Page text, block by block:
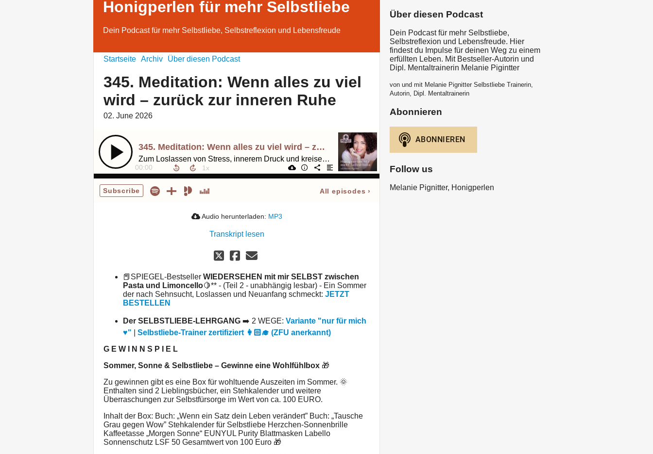
Honigperlen für mehr Selbstliebe
Dein Podcast für mehr Selbstliebe, Selbstreflexion und Lebensfreude
Startseite Archiv Über diesen Podcast
345. Meditation: Wenn alles zu viel
wird – zurück zur inneren Ruhe
02. June 2026
345. Meditation: Wenn alles zu viel wird – zurück zur inneren Ruhe
Zum Loslassen von Stress, innerem Druck und kreisenden Gedanken
00:00
Subscribe All episodes ›
Audio herunterladen: MP3
Transkript lesen
📕SPIEGEL-Bestseller WIEDERSEHEN mit mir SELBST zwischen
Pasta und Limoncello🍋** - (Teil 2 - unabhängig lesbar) - Ein Sommer
der nach Sehnsucht, Loslassen und Neuanfang schmeckt: JETZT
BESTELLEN
Der SELBSTLIEBE-LEHRGANG ➡️ 2 WEGE: Variante "nur für mich
♥️"
Selbstliebe-Trainer zertifiziert 👩🏻‍🎓 (ZFU anerkannt)
G E W I N N S P I E L
Sommer, Sonne & Selbstliebe – Gewinne eine Wohlfühlbox 🎁
Zu gewinnen gibt es eine Box für wohltuende Auszeiten im Sommer. 🌞
Enthalten sind 2 Lieblingsbücher, ein Stehkalender und weitere
Überraschungen zur Selbstfürsorge im Wert von ca. 100 EURO.
Inhalt der Box: Buch: „Wenn ein Satz dein Leben verändert” Buch: „Tausche
Grau gegen Wow” Stehkalender für Selbstliebe Herzchen-Sonnenbrille
Kaffeetasse „Morgen Sonne“ EUNYUL Purity Blattmasken Labello
Sonnenschutz LSF 50 Gesamtwert von 100 Euro 🎁
Über diesen Podcast
Dein Podcast für mehr Selbstliebe,
Selbstreflexion und Lebensfreude. Hier
findest du Impulse für deinen Weg zu einem
erfüllten Leben. Mit Bestseller-Autorin und
Dipl. Mentaltrainerin Melanie Pigintter
von und mit Melanie Pignitter Selbstliebe Trainerin,
Autorin, Dipl. Mentaltrainerin
Abonnieren
Follow us
Melanie Pignitter, Honigperlen